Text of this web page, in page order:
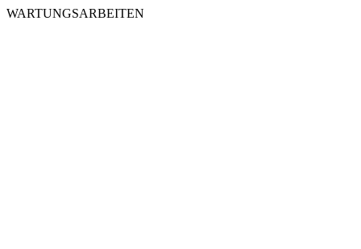
WARTUNGSARBEITEN